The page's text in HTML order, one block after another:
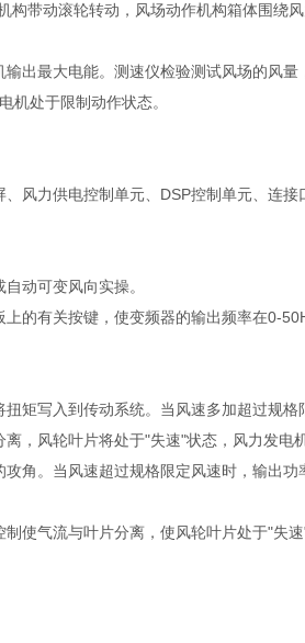
带动滚轮转动，风场动作机构箱体围绕
出最大电能。测速仪检验测试风场的风
机处于限制动作状态。
风力供电控制单元、DSP控制单元、连
动可变风向实操。
的有关按键，使变频器的输出频率在0-
矩写入到传动系统。当风速多加超过规
，风轮叶片将处于"失速"状态，风力发电
角。当风速超过规格限定风速时，输出
使气流与叶片分离，使风轮叶片处于"